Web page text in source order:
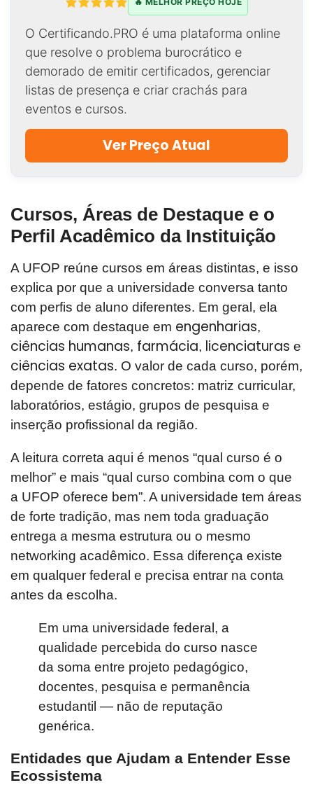
O Certificando.PRO é uma plataforma online
que resolve o problema burocrático e
demorado de emitir certificados, gerenciar
listas de presença e criar crachás para
eventos e cursos.
Ver Preço Atual
Cursos, Áreas de Destaque e o
Perfil Acadêmico da Instituição
A UFOP reúne cursos em áreas distintas, e isso
explica por que a universidade conversa tanto
com perfis de aluno diferentes. Em geral, ela
aparece com destaque em engenharias,
ciências humanas, farmácia, licenciaturas e
ciências exatas. O valor de cada curso, porém,
depende de fatores concretos: matriz curricular,
laboratórios, estágio, grupos de pesquisa e
inserção profissional da região.
A leitura correta aqui é menos “qual curso é o
melhor” e mais “qual curso combina com o que
a UFOP oferece bem”. A universidade tem áreas
de forte tradição, mas nem toda graduação
entrega a mesma estrutura ou o mesmo
networking acadêmico. Essa diferença existe
em qualquer federal e precisa entrar na conta
antes da escolha.
Em uma universidade federal, a
qualidade percebida do curso nasce
da soma entre projeto pedagógico,
docentes, pesquisa e permanência
estudantil — não de reputação
genérica.
Entidades que Ajudam a Entender Esse
Ecossistema